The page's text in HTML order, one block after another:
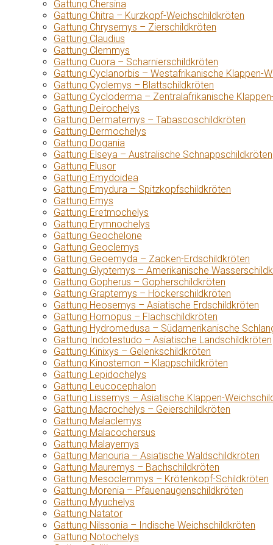
Gattung Chersina
Gattung Chitra – Kurzkopf-Weichschildkröten
Gattung Chrysemys – Zierschildkröten
Gattung Claudius
Gattung Clemmys
Gattung Cuora – Scharnierschildkröten
Gattung Cyclanorbis – Westafrikanische Klappen-
Gattung Cyclemys – Blattschildkröten
Gattung Cycloderma – Zentralafrikanische
Gattung Deirochelys
Gattung Dermatemys – Tabascoschildkröten
Gattung Dermochelys
Gattung Dogania
Gattung Elseya – Australische Schnappschildkröten
Gattung Elusor
Gattung Emydoidea
Gattung Emydura – Spitzkopfschildkröten
Gattung Emys
Gattung Eretmochelys
Gattung Erymnochelys
Gattung Geochelone
Gattung Geoclemys
Gattung Geoemyda – Zacken-Erdschildkröten
Gattung Glyptemys – Amerikanische
Gattung Gopherus – Gopherschildkröten
Gattung Graptemys – Höckerschildkröten
Gattung Heosemys – Asiatische Erdschildkröten
Gattung Homopus – Flachschildkröten
Gattung Hydromedusa – Südamerikanische
Gattung Indotestudo – Asiatische Landschildkröten
Gattung Kinixys – Gelenkschildkröten
Gattung Kinosternon – Klappschildkröten
Gattung Lepidochelys
Gattung Leucocephalon
Gattung Lissemys – Asiatische Klappen-
Gattung Macrochelys – Geierschildkröten
Gattung Malaclemys
Gattung Malacochersus
Gattung Malayemys
Gattung Manouria – Asiatische Waldschildkröten
Gattung Mauremys – Bachschildkröten
Gattung Mesoclemmys – Krötenkopf-Schildkröten
Gattung Morenia – Pfauenaugenschildkröten
Gattung Myuchelys
Gattung Natator
Gattung Nilssonia – Indische Weichschildkröten
Gattung Notochelys